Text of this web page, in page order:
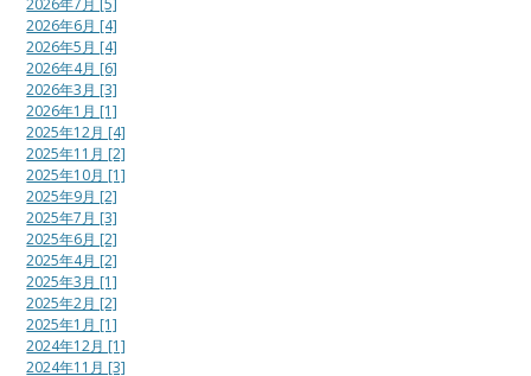
2026年6月 [4]
2026年5月 [4]
2026年4月 [6]
2026年3月 [3]
2026年1月 [1]
2025年12月 [4]
2025年11月 [2]
2025年10月 [1]
2025年9月 [2]
2025年7月 [3]
2025年6月 [2]
2025年4月 [2]
2025年3月 [1]
2025年2月 [2]
2025年1月 [1]
2024年12月 [1]
2024年11月 [3]